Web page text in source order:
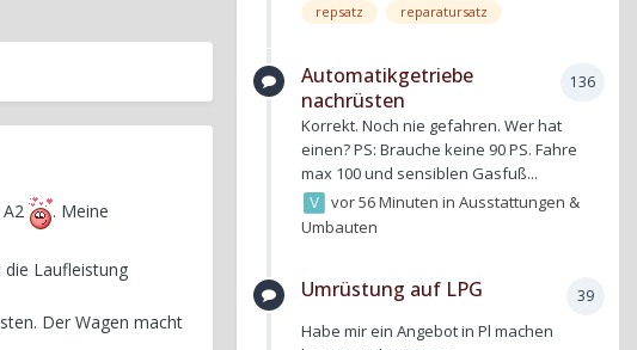
. Meine
Laufleistung
Der Wagen macht
repsatz reparatursatz
136
Automatikgetriebe
nachrüsten
Korrekt. Noch nie gefahren. Wer hat
einen? PS: Brauche keine 90 PS. Fahre
max 100 und sensiblen Gasfuß...
vor 56 MinuteninAusstattungen &
Umbauten
39
Umrüstung auf LPG
Habe mir ein Angebot in Pl machen